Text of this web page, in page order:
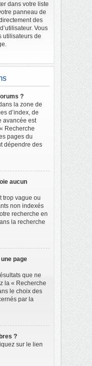
dans votre liste
panneau de
des
Vous
utilisateurs de
?
la zone de
d’index, de
avancée est
Recherche
pages du
dépendre des
aucun
trop vague ou
non indexés
recherche en
la recherche
page
que ne
la « Recherche
le choix des
par la
?
sur le lien